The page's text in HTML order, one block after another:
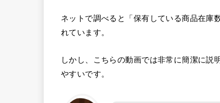
ネットで調べると「保有している商品在庫
れています。
しかし、こちらの動画では非常に簡潔に説
やすいです。